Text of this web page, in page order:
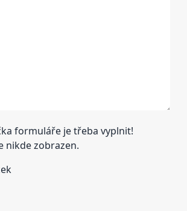
formuláře je třeba vyplnit!
nikde zobrazen.